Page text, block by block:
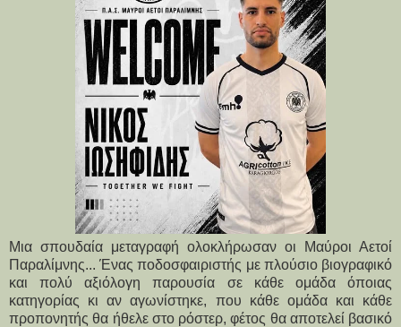
Μια σπουδαία μεταγραφή ολοκλήρωσαν οι Μαύροι Αετοί
Παραλίμνης... Ένας ποδοσφαιριστής με πλούσιο βιογραφικό
και πολύ αξιόλογη παρουσία σε κάθε ομάδα όποιας
κατηγορίας κι αν αγωνίστηκε, που κάθε ομάδα και κάθε
προπονητής θα ήθελε στο ρόστερ, φέτος θα αποτελεί βασικό